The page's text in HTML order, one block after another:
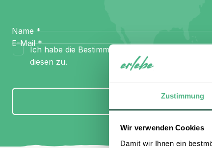
Zustimmung
Wir verwenden Cookies
Damit wir Ihnen ein
Name *
E-Mail *
Ich habe die Bestimmungen zum
diesen zu.
Anmelden